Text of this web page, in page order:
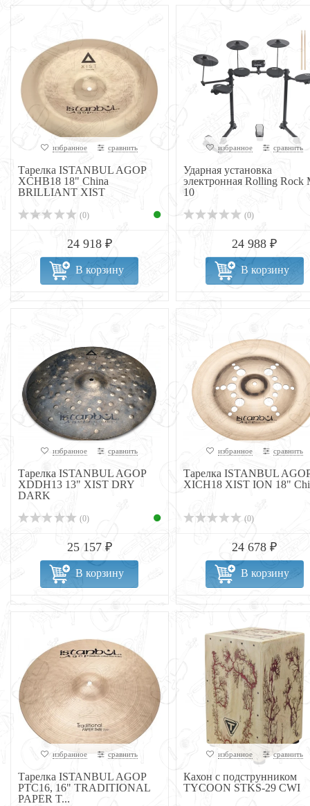
избранное сравнить
Тарелка ISTANBUL AGOP
XCHB18 18" China
BRILLIANT XIST
(0)
24 918 ₽
В корзину
избранное сравнить
Ударная установка
электронная Rolling Rock
10
(0)
24 988 ₽
В корзину
избранное сравнить
Тарелка ISTANBUL AGOP
XDDH13 13" XIST DRY
DARK
(0)
25 157 ₽
В корзину
избранное сравнить
Тарелка ISTANBUL
XICH18 XIST ION 18"
(0)
24 678 ₽
В корзину
избранное сравнить
Тарелка ISTANBUL AGOP
PTC16, 16" TRADITIONAL
PAPER T...
избранное сравнить
Кахон с подструнником
TYCOON STKS-29 CWI